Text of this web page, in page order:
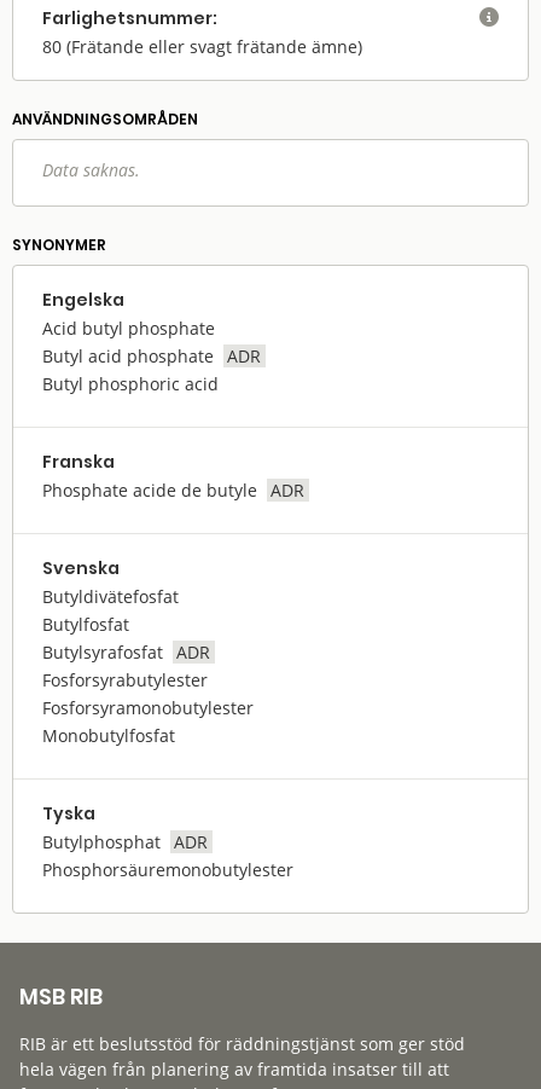
Farlighets­nummer:
80 (Frätande eller svagt frätande ämne)

ANVÄNDNINGS­OMRÅDEN
Data saknas.
SYNONYMER
Engelska
Acid butyl phosphate
Butyl acid phosphate
ADR
Butyl phosphoric acid
Franska
Phosphate acide de butyle ADR
Svenska
Butyldivätefosfat
Butylfosfat
Butylsyrafosfat ADR
Fosforsyrabutylester
Fosforsyramonobutylester
Monobutylfosfat
Tyska
Butylphosphat ADR
Phosphorsäuremonobutylester
MSB RIB
RIB är ett beslutsstöd för räddningstjänst som ger stöd
hela vägen från planering av framtida insatser till att